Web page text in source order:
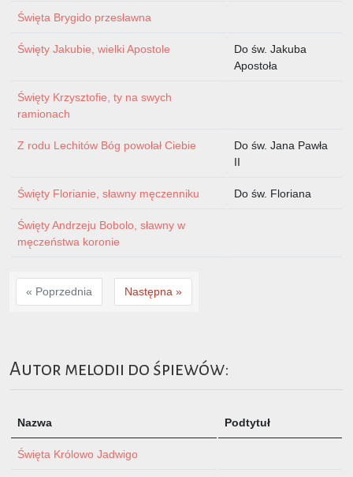
Święta Brygido przesławna
Święty Jakubie, wielki Apostole
Do św. Jakuba
Apostoła
Święty Krzysztofie, ty na swych
ramionach
Z rodu Lechitów Bóg powołał Ciebie
Do św. Jana Pawła
II
Święty Florianie, sławny męczenniku Do św. Floriana
Święty Andrzeju Bobolo, sławny w
męczeństwa koronie
« Poprzednia Następna »
Autor melodii do śpiewów:
Nazwa Podtytuł
Święta Królowo Jadwigo